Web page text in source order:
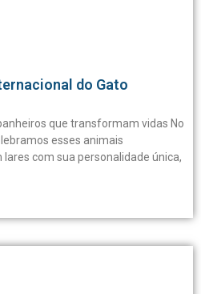
do Gato
que transformam vidas No
esses animais
com sua personalidade única,